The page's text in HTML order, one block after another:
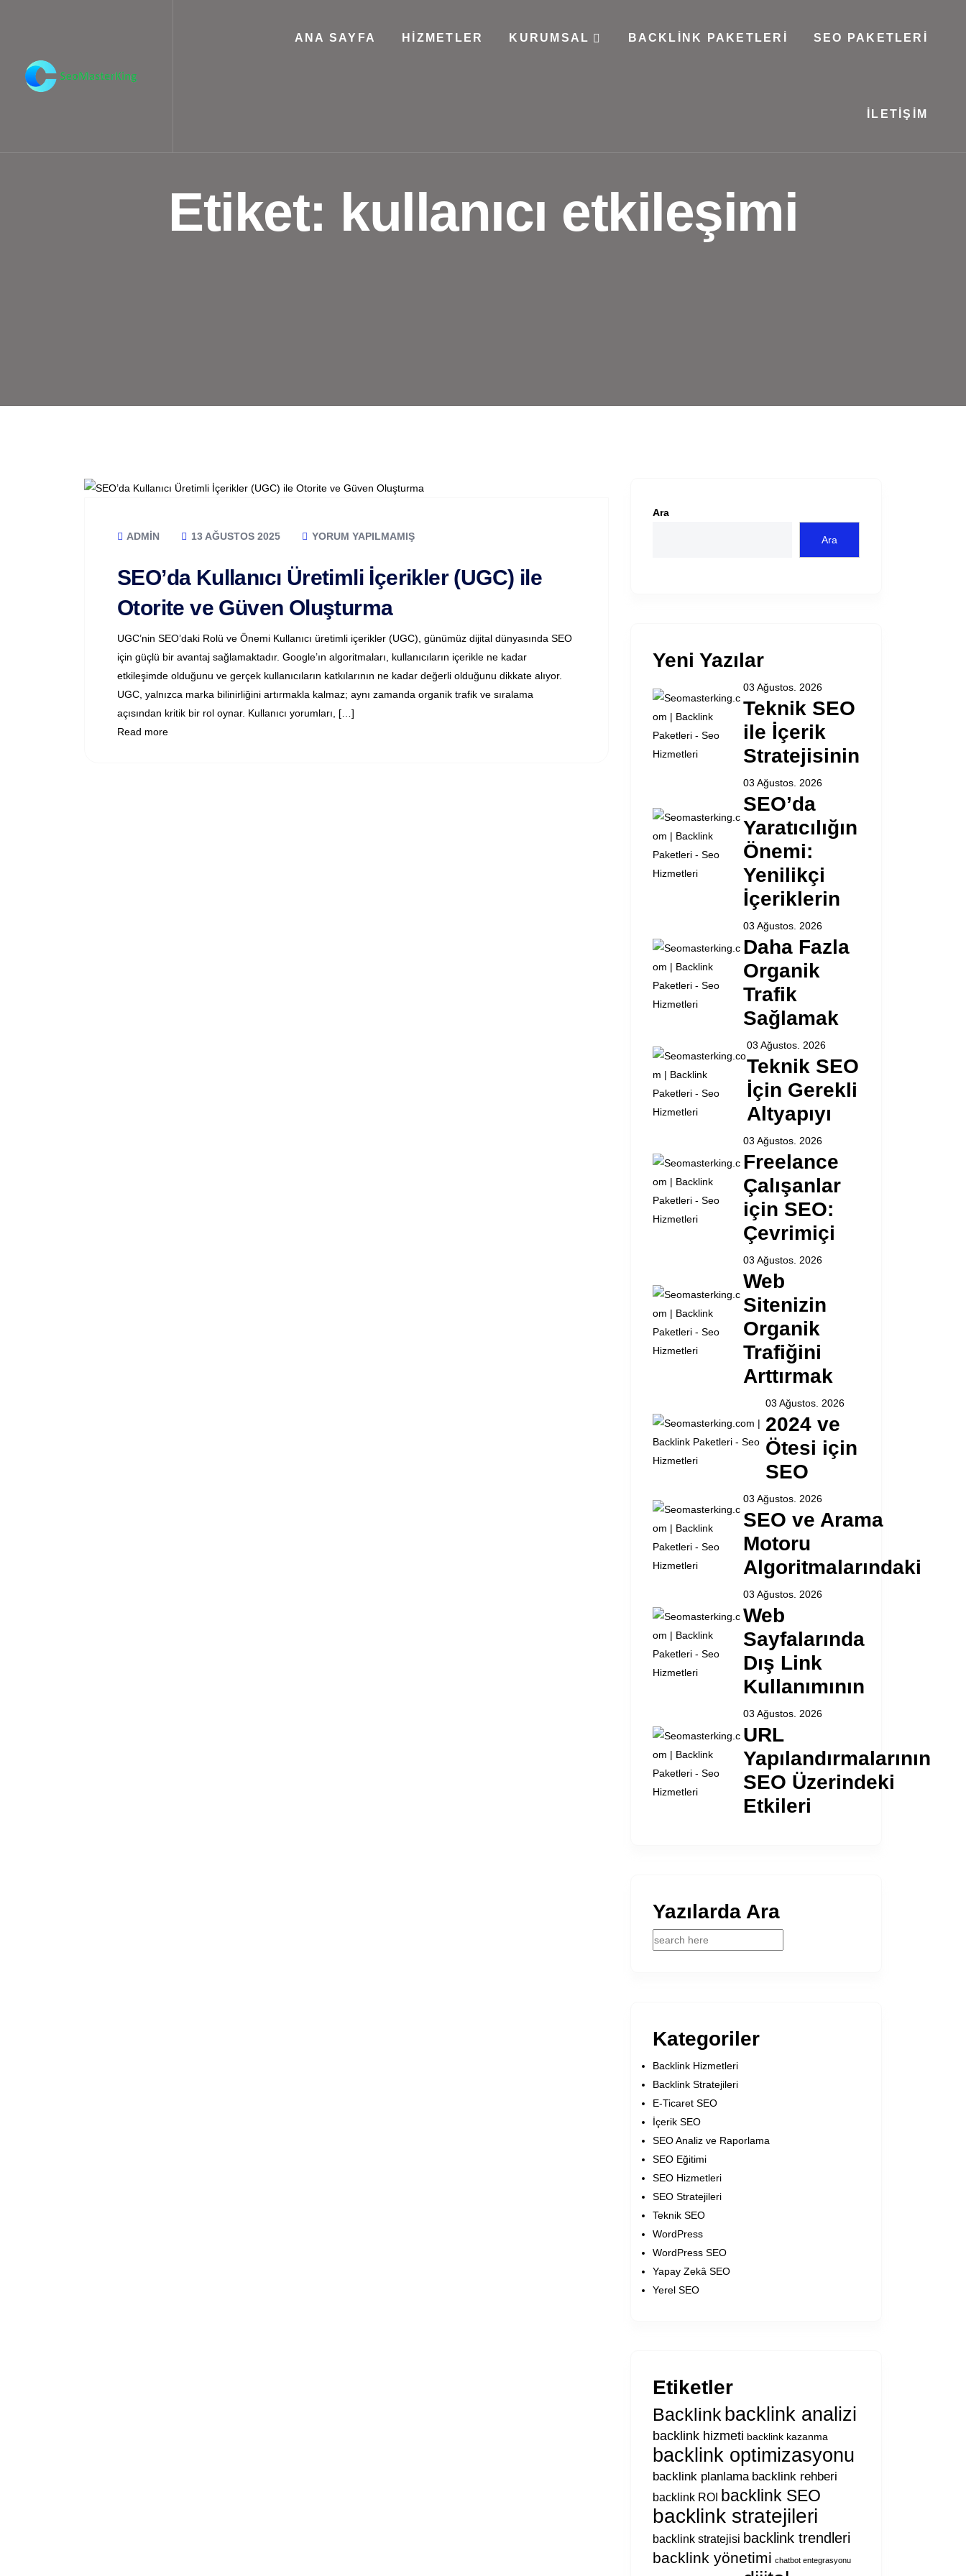
ANA SAYFA HIZMETLER KURUMSAL BACKLINK PAKETLERI SEO PAKETLERI
İLETIŞIM
Etiket: kullanıcı etkileşimi
ADMIN 13 AĞUSTOS 2025 YORUM YAPILMAMIŞ
SEO’da Kullanıcı Üretimli İçerikler (UGC) ile
Otorite ve Güven Oluşturma
UGC’nin SEO’daki Rolü ve Önemi Kullanıcı üretimli içerikler (UGC), günümüz dijital dünyasında SEO
için güçlü bir avantaj sağlamaktadır. Google’ın algoritmaları, kullanıcıların içerikle ne kadar
etkileşimde olduğunu ve gerçek kullanıcıların katkılarının ne kadar değerli olduğunu dikkate alıyor.
UGC, yalnızca marka bilinirliğini artırmakla kalmaz; aynı zamanda organik trafik ve sıralama
açısından kritik bir rol oynar. Kullanıcı yorumları, […]
Read more
Ara
Ara
Yeni Yazılar
03 Ağustos. 2026
Teknik SEO
ile İçerik
Stratejisinin
03 Ağustos. 2026
SEO’da
Yaratıcılığın
Önemi:
Yenilikçi
İçeriklerin
03 Ağustos. 2026
Daha Fazla
Organik
Trafik
Sağlamak
03 Ağustos. 2026
Teknik SEO
İçin Gerekli
Altyapıyı
03 Ağustos. 2026
Freelance
Çalışanlar
için SEO:
Çevrimiçi
03 Ağustos. 2026
Web
Sitenizin
Organik
Trafiğini
Arttırmak
03 Ağustos. 2026
2024 ve
Ötesi için
SEO
03 Ağustos. 2026
SEO ve Arama
Motoru
Algoritmalarındaki
03 Ağustos. 2026
Web
Sayfalarında
Dış Link
Kullanımının
03 Ağustos. 2026
URL
Yapılandırmalarının
SEO Üzerindeki
Etkileri
Yazılarda Ara
Kategoriler
Backlink Hizmetleri
Backlink Stratejileri
E-Ticaret SEO
İçerik SEO
SEO Analiz ve Raporlama
SEO Eğitimi
SEO Hizmetleri
SEO Stratejileri
Teknik SEO
WordPress
WordPress SEO
Yapay Zekâ SEO
Yerel SEO
Etiketler
Backlink backlink analizi
backlink hizmeti backlink kazanma
backlink optimizasyonu
backlink planlama backlink rehberi
backlink ROI backlink SEO
backlink stratejileri
backlink stratejisi backlink trendleri
backlink yönetimi chatbot entegrasyonu